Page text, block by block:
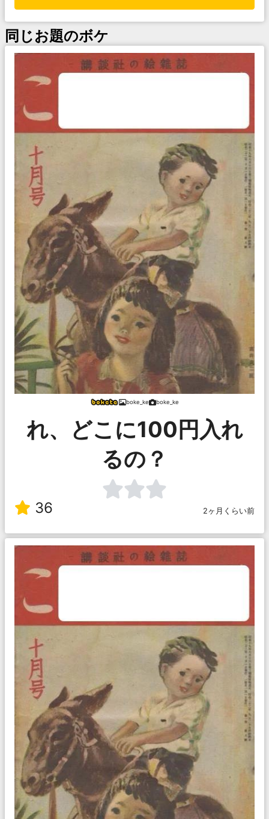
同じお題のボケ
boke_ke boke_ke
れ、どこに100円入れ
るの？
36 2ヶ月くらい前